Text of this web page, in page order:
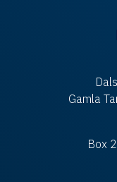
Gamla
Box